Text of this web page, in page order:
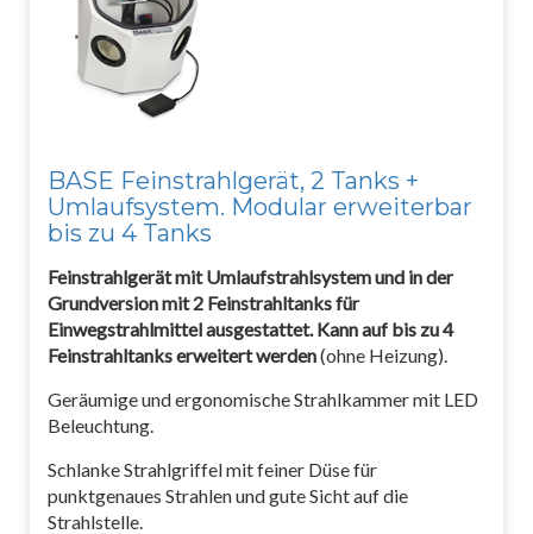
BASE Feinstrahlgerät, 2 Tanks +
Umlaufsystem. Modular erweiterbar
bis zu 4 Tanks
Feinstrahlgerät mit Umlaufstrahlsystem und in der
Grundversion mit 2 Feinstrahltanks für
Einwegstrahlmittel ausgestattet. Kann auf bis zu 4
Feinstrahltanks erweitert werden(ohne Heizung).
Geräumige und ergonomische Strahlkammer mit LED
Beleuchtung.
Schlanke Strahlgriffel mit feiner Düse für
punktgenaues Strahlen und gute Sicht auf die
Strahlstelle.